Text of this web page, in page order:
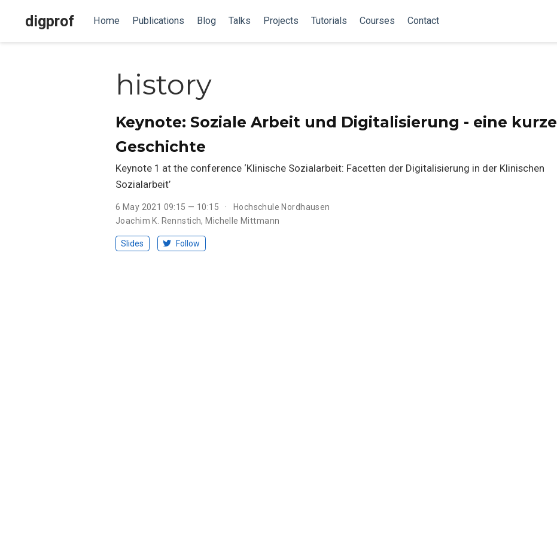
digprof Home Publications Blog Talks Projects Tutorials Courses Contact
history
Keynote: Soziale Arbeit und Digitalisierung - eine kurze
Geschichte
Keynote 1 at the conference ‘Klinische Sozialarbeit: Facetten der Digitalisierung in der Klinischen
Sozialarbeit’
6 May 2021 09:15 — 10:15
Hochschule Nordhausen
Joachim K. Rennstich,Michelle Mittmann
Slides Follow